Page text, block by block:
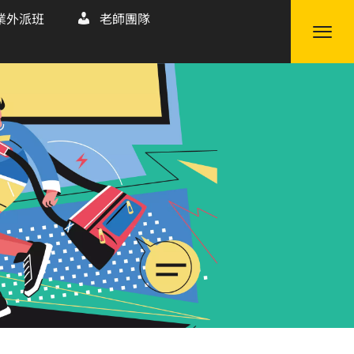
外派班 老師團隊